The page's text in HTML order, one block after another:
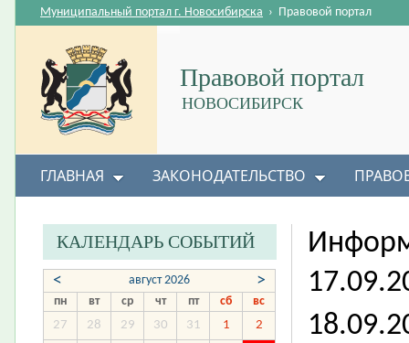
Правовой портал
НОВОСИБИРСК
Муниципальный портал г. Новосибирска › Правовой портал
ГЛАВНАЯ ЗАКОНОДАТЕЛЬСТВО
КАЛЕНДАРЬ СОБЫТИЙ
< август 2026 >
пн вт ср чт пт сб
вс
27
28 29 30 31 1 2